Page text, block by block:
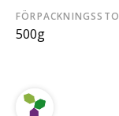
500g